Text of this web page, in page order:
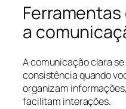
a
A comunicação clara
consistência quando
organizam
facilitam interações.